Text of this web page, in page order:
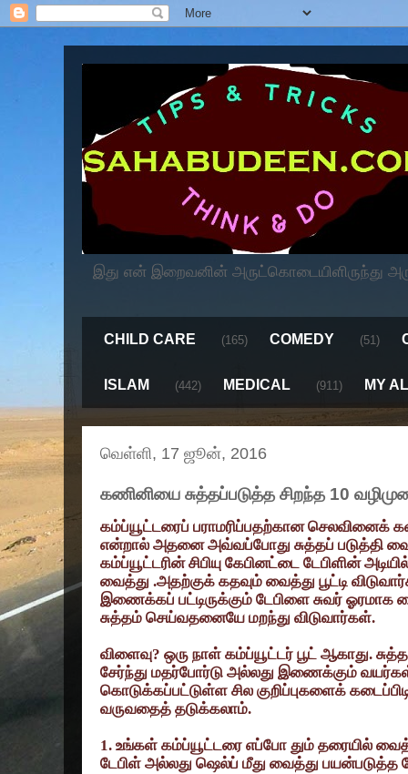
இது என் இறைவனின் அருட்கொடையிளிருந்து
CHILD CARE (165) COMEDY (51)
ISLAM (442) MEDICAL (911) MY
வெள்ளி, 17 ஜூன், 2016
கணினியை சுத்தப்படுத்த சிறந்த 10
கம்ப்யூட்டரைப் பராமரிப்பதற்கான செலவினைக்
என்றால் அதனை அவ்வப்போது சுத்தப் படுத்தி
கம்ப்யூட்டரின் சிபியு கேபினட்டை டேபிளின்
வைத்து .அதற்குக் கதவும் வைத்து பூட்டி
இணைக்கப் பட்டிருக்கும் டேபிளை சுவர் ஓரமாக
சுத்தம் செய்வதனையே மறந்து விடுவார்கள்.
விளைவு? ஒரு நாள் கம்ப்யூட்டர் பூட் ஆகாது.
சேர்ந்து மதர்போர்டு அல்லது இணைக்கும்
கொடுக்கப்பட்டுள்ள சில குறிப்புகளைக்
வருவதைத் தடுக்கலாம்.
1. உங்கள் கம்ப்யூட்டரை எப்போ தும் தரையில்
டேபிள் அல்லது ஷெல்ப் மீது வைத்து பயன்படுத்த